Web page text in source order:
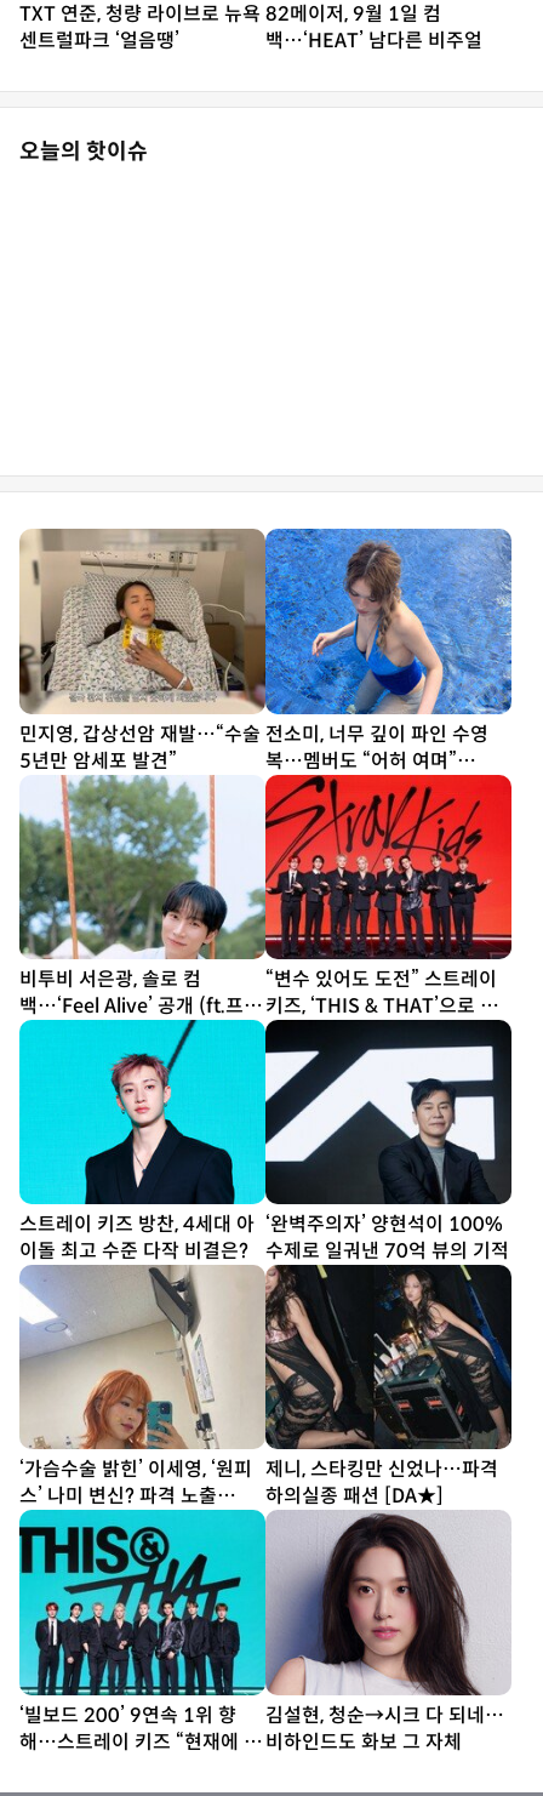
TXT 연준, 청량 라이브로 뉴욕
센트럴파크 ‘얼음땡’
82메이저, 9월 1일 컴
백…‘HEAT’ 남다른 비주얼
오늘의 핫이슈
민지영, 갑상선암 재발…“수술
5년만 암세포 발견”
전소미, 너무 깊이 파인 수영
복…멤버도 “어허 여며”
[DA★]
비투비 서은광, 솔로 컴
백…‘Feel Alive’ 공개 (ft.프니
엘)
“변수 있어도 도전” 스트레이
키즈, ‘THIS & THAT’으로 보
여줄 새 얼굴 [종합]
스트레이 키즈 방찬, 4세대 아
이돌 최고 수준 다작 비결은?
‘완벽주의자’ 양현석이 100%
수제로 일궈낸 70억 뷰의 기적
‘가슴수술 밝힌’ 이세영, ‘원피
스’ 나미 변신? 파격 노출
[DA★]
제니, 스타킹만 신었나…파격
하의실종 패션 [DA★]
‘빌보드 200’ 9연속 1위 향
해…스트레이 키즈 “현재에 최
김설현, 청순→시크 다 되네…
비하인드도 화보 그 자체